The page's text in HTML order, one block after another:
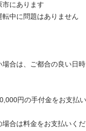
市にあります
中に問題はありません
合は、ご都合の良い日
円の手付金をお支払い
合は料金をお支払いくだ